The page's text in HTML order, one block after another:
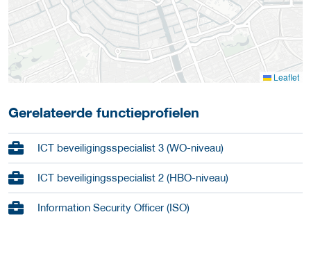
Leaflet
Gerelateerde functieprofielen
ICT beveiligingsspecialist 3 (WO-niveau)
ICT beveiligingsspecialist 2 (HBO-niveau)
Information Security Officer (ISO)